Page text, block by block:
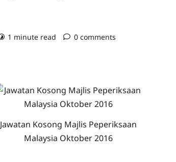
1 minute read 0 comments
Jawatan Kosong Majlis Peperiksaan
Malaysia Oktober 2016